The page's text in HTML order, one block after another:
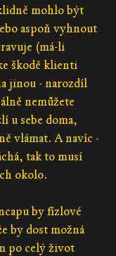
mohlo být
aspoň vyhnout
(má-li
škodě klienti
jinou - narozdíl
nemůžete
u sebe doma,
vlámat. A navíc -
tak to musí
okolo.
by fízlové
by dost možná
po celý život